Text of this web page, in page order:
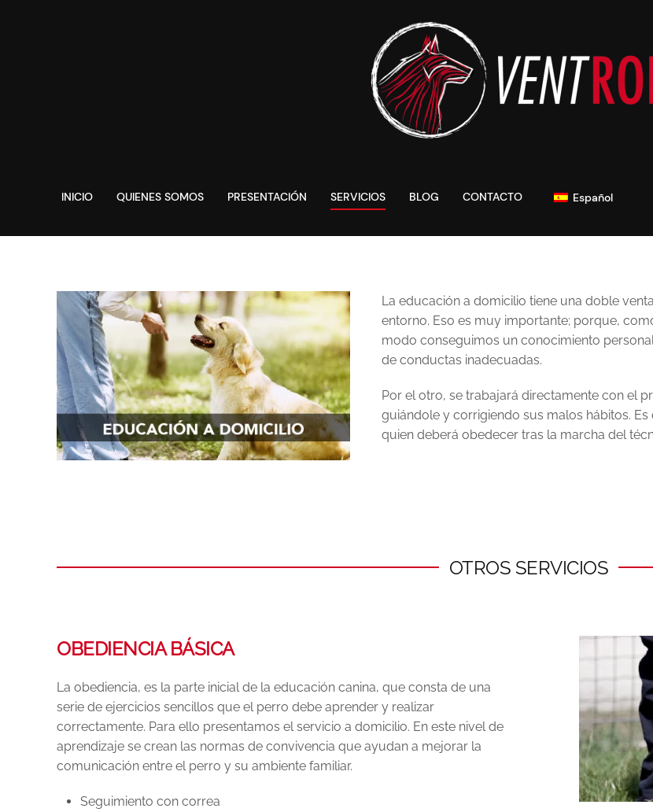
INICIO QUIENES SOMOS PRESENTACIÓN SERVICIOS BLOG CONTACTO Español
La educación a domicilio tiene una doble
entorno. Eso es muy importante; porque,
modo conseguimos un conocimiento
de conductas inadecuadas.
Por el otro, se trabajará directamente con el
guiándole y corrigiendo sus malos hábitos.
quien deberá obedecer tras la marcha del
OTROS SERVICIOS
OBEDIENCIA BÁSICA
La obediencia, es la parte inicial de la educación canina, que consta de una
serie de ejercicios sencillos que el perro debe aprender y realizar
correctamente. Para ello presentamos el servicio a domicilio. En este nivel de
aprendizaje se crean las normas de convivencia que ayudan a mejorar la
comunicación entre el perro y su ambiente familiar.
Seguimiento con correa